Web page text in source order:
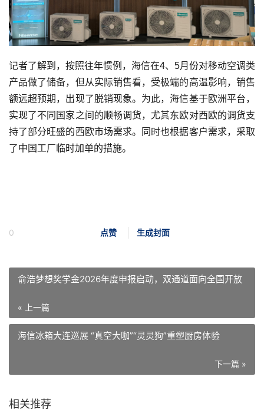
记者了解到，按照往年惯例，海信在4、5月份对移动空调类
产品做了储备，但从实际销售看，受极端的高温影响，销售
额远超预期，出现了脱销现象。为此，海信基于欧洲平台，
实现了不同国家之间的顺畅调货，尤其东欧对西欧的调货支
持了部分旺盛的西欧市场需求。同时也根据客户需求，采取
了中国工厂临时加单的措施。
点赞 生成封面
0
俞浩梦想奖学金2026年度申报启动，双通道面向全国开放
« 上一篇
海信冰箱大连巡展 “真空大咖”“灵灵狗”重塑厨房体验
下一篇 »
相关推荐